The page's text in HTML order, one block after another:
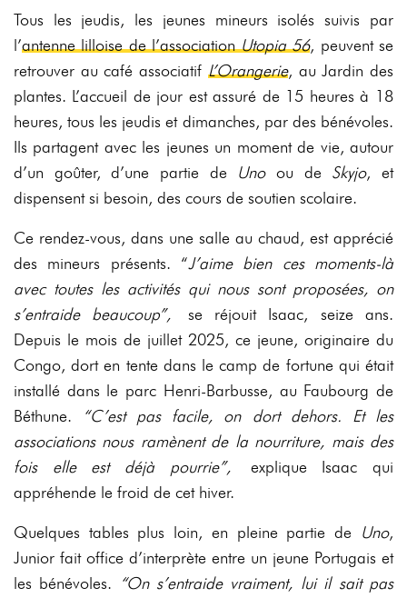
Tous les jeudis, les jeunes mineurs isolés suivis par
l’antenne lilloise de l’associationUtopia 56, peuvent se
retrouver au café associatif L’Orangerie, au Jardin des
plantes. L’accueil de jour est assuré de 15 heures à 18
heures, tous les jeudis et dimanches, par des bénévoles.
Ils partagent avec les jeunes un moment de vie, autour
d’un goûter, d’une partie de Unoou de Skyjo, et
dispensent si besoin, des cours de soutien scolaire.
Ce rendez-vous, dans une salle au chaud, est apprécié
des mineurs présents. “J’aime bien ces moments-là
avec toutes les activités qui nous sont proposées, on
s’entraide beaucoup”, se réjouit Isaac, seize ans.
Depuis le mois de juillet 2025, ce jeune, originaire du
Congo, dort en tente dans le camp de fortune qui était
installé dans le parc Henri-Barbusse, au Faubourg de
Béthune.
“C’est pas facile, on dort dehors. Et les
associations nous ramènent de la nourriture, mais des
fois elle est déjà pourrie”,explique Isaac qui
appréhende le froid de cet hiver.
Quelques tables plus loin, en pleine partie de Uno,
Junior fait office d’interprète entre un jeune Portugais et
les bénévoles.
“On s’entraide vraiment, lui il sait pas